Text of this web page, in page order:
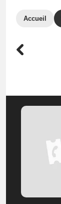
Accueil